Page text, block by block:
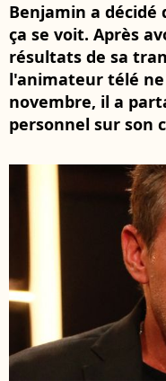
Benjamin a
ça se voit. Après
résultats de sa
l'animateur télé
novembre, il a
personnel sur son